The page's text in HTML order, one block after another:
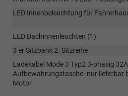
LED Innenbeleuchtung für
LED Dachinnenleuchten (1)
3 er Sitzbank 2. Sitzreihe
Ladekabel Mode 3 Typ2 3-phasig
Aufbewahrungstasche- nur lieferbar
Motor